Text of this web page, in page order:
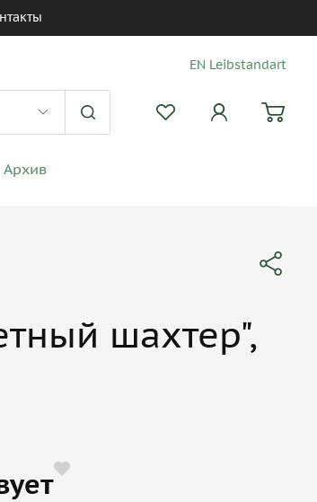
EN Leibstandart
Архив
шахтер",